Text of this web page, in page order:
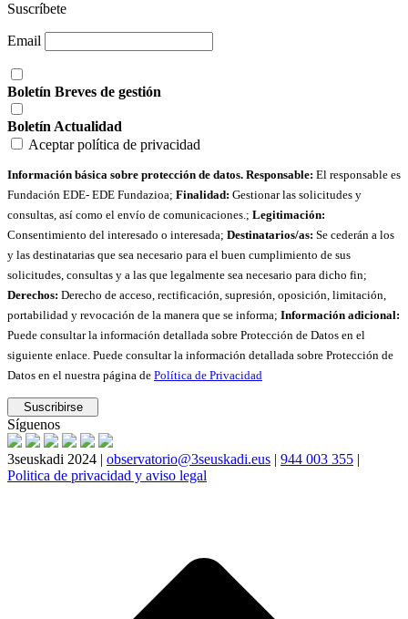
Suscríbete
Email
Boletín Breves de gestión
Boletín Actualidad
Aceptar política de privacidad
Información básica sobre protección de datos. Responsable: El responsable es
Fundación EDE- EDE Fundazioa; Finalidad: Gestionar las solicitudes y
consultas, así como el envío de comunicaciones.; Legitimación:
Consentimiento del interesado o interesada; Destinatarios/as: Se cederán a los
y las destinatarias que sea necesario para el buen cumplimiento de sus
solicitudes, consultas y a las que legalmente sea necesario para dicho fin;
Derechos: Derecho de acceso, rectificación, supresión, oposición, limitación,
portabilidad y revocación de la manera que se informa; Información adicional:
Puede consultar la información detallada sobre Protección de Datos en el
siguiente enlace. Puede consultar la información detallada sobre Protección de
Datos en el nuestra página de Política de Privacidad
Síguenos
3seuskadi 2024 | observatorio@3seuskadi.eus | 944 003 355 |
Politica de privacidad y aviso legal